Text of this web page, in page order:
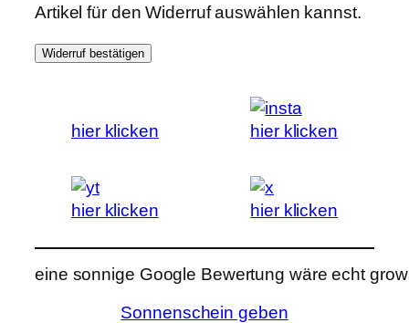
Artikel für den Widerruf auswählen kannst.
Widerruf bestätigen
hier klicken hier klicken
hier klicken hier klicken
eine sonnige Google Bewertung wäre echt
Sonnenschein geben